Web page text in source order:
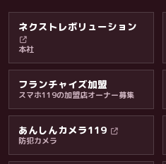
料金・保証・ご案内
ネクストレボリューション
本社
フランチャイズ加盟
スマホ119の加盟店オーナー募集
あんしんカメラ119
防犯カメラ